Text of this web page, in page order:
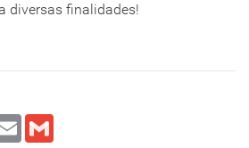
diversas finalidades!
Email